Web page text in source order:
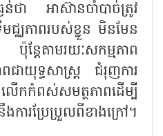
ា អាស៊ានចាំបាច់ត្រូវ
ជ្ឈភាពរបស់ខ្លួន មិនមែន
ន្តែតាមរយៈសកម្មភាព
ជាយុទ្ធសាស្ត្រ ជំរុញការ
កកំពស់សមត្ថភាពដើម្បី
ការប្រែប្រួលពីខាងក្រៅ។